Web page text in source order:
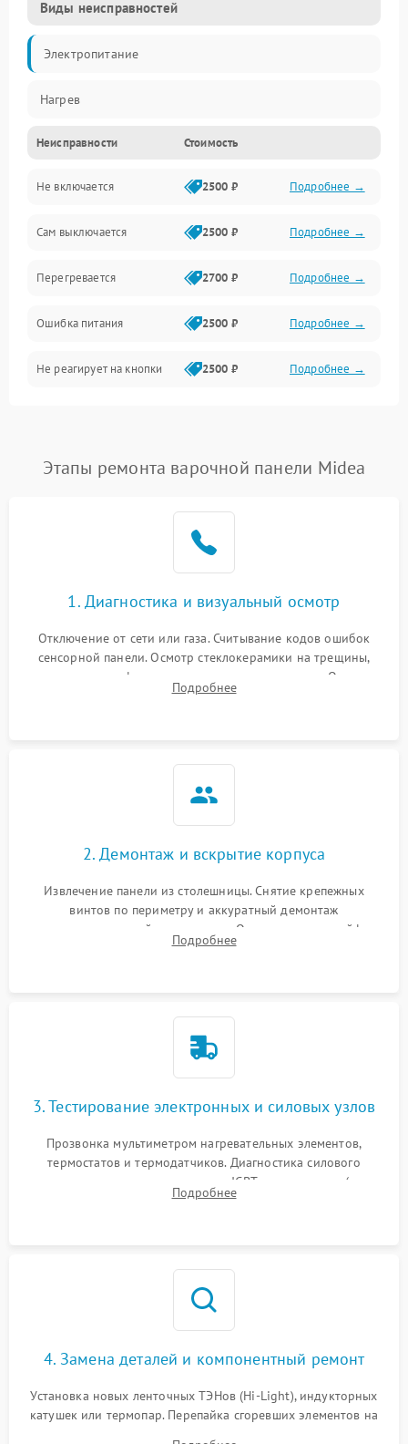
Виды неисправностей
Электропитание
Нагрев
Неисправности Стоимость
Не включается 2500 ₽ Подробнее →
Сам выключается 2500 ₽ Подробнее →
Перегревается 2700 ₽ Подробнее →
Ошибка питания 2500 ₽ Подробнее →
Не реагирует на кнопки 2500 ₽ Подробнее →
Этапы ремонта варочной панели Midea
1. Диагностика и визуальный осмотр
Отключение от сети или газа. Считывание кодов ошибок
сенсорной панели. Осмотр стеклокерамики на трещины,
проверка конфорок на равномерность нагрева. Опрос
клиента о симптомах (не включается, не видит посуду,
Подробнее
2. Демонтаж и вскрытие корпуса
Извлечение панели из столешницы. Снятие крепежных
винтов по периметру и аккуратный демонтаж
стеклокерамической поверхности. Отсоединение шлейфов
сенсорного блока для доступа к силовым платам, катушкам
Подробнее
3. Тестирование электронных и силовых узлов
Прозвонка мультиметром нагревательных элементов,
термостатов и термодатчиков. Диагностика силового
модуля, реле, диодных мостов и IGBT-транзисторов (для
индукции). Проверка кранов и газ-контроля (для газовых
Подробнее
4. Замена деталей и компонентный ремонт
Установка новых ленточных ТЭНов (Hi-Light), индукторных
катушек или термопар. Перепайка сгоревших элементов на